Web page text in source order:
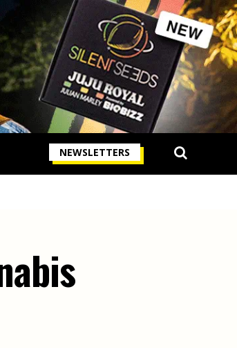
NEWSLETTERS